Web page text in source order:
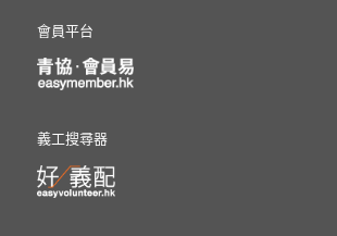
會員平台
義工搜尋器